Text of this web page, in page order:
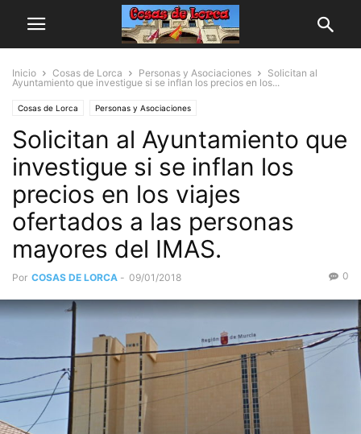
Inicio Cosas de Lorca Personas y Asociaciones
Solicitan al
Ayuntamiento que investigue si se inflan los precios en los...
Cosas de Lorca Personas y Asociaciones
Solicitan al Ayuntamiento que
investigue si se inflan los
precios en los viajes
ofertados a las personas
mayores del IMAS.
Por COSAS DE LORCA - 09/01/2018 0